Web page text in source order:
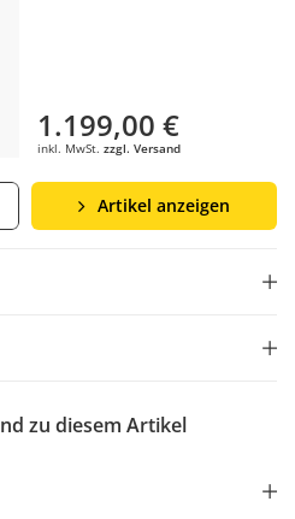
1.199,00 €
inkl. MwSt. zzgl. Versand
Artikel anzeigen
zu diesem Artikel